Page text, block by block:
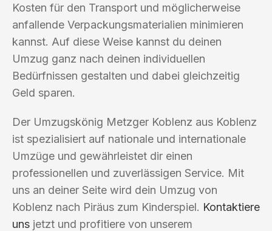
Kosten für den Transport und möglicherweise
anfallende Verpackungsmaterialien minimieren
kannst. Auf diese Weise kannst du deinen
Umzug ganz nach deinen individuellen
Bedürfnissen gestalten und dabei gleichzeitig
Geld sparen.
Der Umzugskönig Metzger Koblenz aus Koblenz
ist spezialisiert auf nationale und internationale
Umzüge und gewährleistet dir einen
professionellen und zuverlässigen Service. Mit
uns an deiner Seite wird dein Umzug von
Koblenz nach Piräus zum Kinderspiel. Kontaktiere
uns jetzt und profitiere von unserem